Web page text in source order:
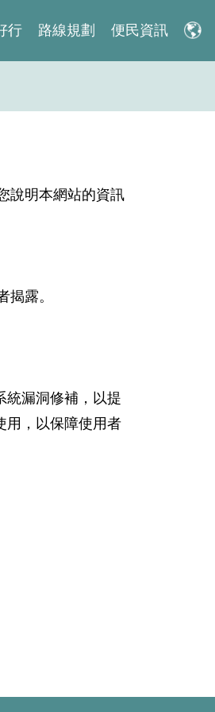
行 路線規劃 便民資訊
說明本網站的資訊
露。
統漏洞修補，以提
用，以保障使用者